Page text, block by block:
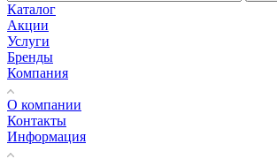
Каталог
Акции
Услуги
Бренды
Компания
О компании
Контакты
Информация